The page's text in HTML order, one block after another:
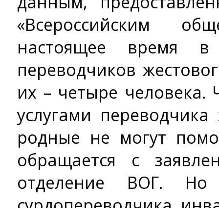
«Всероссийским
настоящее время
переводчиков
их – четыре человека.
услугами
родные не могут
обращается с
отделение ВОГ. Но